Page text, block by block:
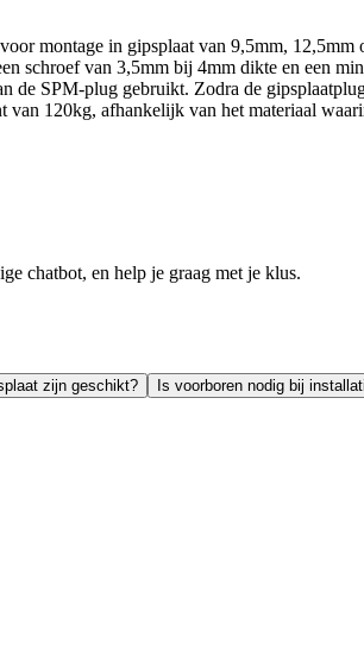
montage in gipsplaat van 9,5mm,
schroef van 3,5mm bij 4mm dikte en een
de SPM-plug gebruikt. Zodra de
120kg, afhankelijk van het materiaal
chatbot, en help je graag met je klus.
zijn geschikt? Is voorboren nodig bij